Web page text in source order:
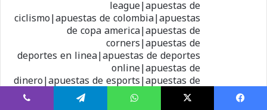
league|apuestas de
ciclismo|apuestas de colombia|apuestas
de copa america|apuestas de
corners|apuestas de
deportes en linea|apuestas de deportes
online|apuestas de
dinero|apuestas de esports|apuestas de
eurocopa|apuestas de europa
league|apuestas de f1|apuestas